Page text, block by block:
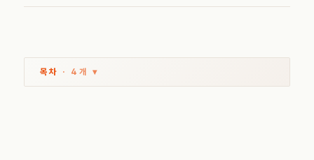
목차 · 4개 ▾